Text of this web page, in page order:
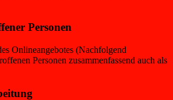
Personen
Onlineangebotes (Nachfolgend
Personen zusammenfassend auch als